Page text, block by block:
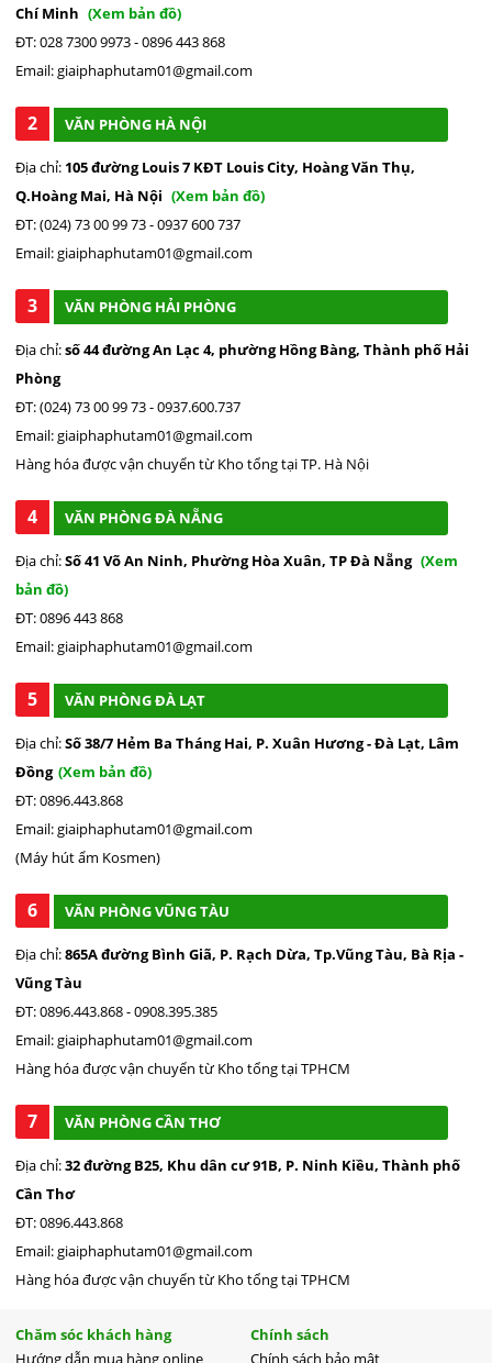
Chí Minh (Xem bản đồ)
ĐT: 028 7300 9973 - 0896 443 868
Email: giaiphaphutam01@gmail.com
2 VĂN PHÒNG HÀ NỘI
Địa chỉ: 105 đường Louis 7 KĐT Louis City, Hoàng Văn Thụ,
Q.Hoàng Mai, Hà Nội (Xem bản đồ)
ĐT: (024) 73 00 99 73 - 0937 600 737
Email: giaiphaphutam01@gmail.com
3 VĂN PHÒNG HẢI PHÒNG
Địa chỉ:số 44 đường An Lạc 4, phường Hồng Bàng, Thành phố Hải
Phòng
ĐT: (024) 73 00 99 73 - 0937.600.737
Email: giaiphaphutam01@gmail.com
Hàng hóa được vận chuyển từ Kho tổng tại TP. Hà Nội
4 VĂN PHÒNG ĐÀ NẴNG
Địa chỉ:Số 41 Võ An Ninh, Phường Hòa Xuân, TP Đà Nẵng (Xem
bản đồ)
ĐT: 0896 443 868
Email: giaiphaphutam01@gmail.com
5 VĂN PHÒNG ĐÀ LẠT
Địa chỉ:Số 38/7 Hẻm Ba Tháng Hai, P. Xuân Hương - Đà Lạt, Lâm
Đồng (Xem bản đồ)
ĐT: 0896.443.868
Email: giaiphaphutam01@gmail.com
(Máy hút ẩm Kosmen)
6 VĂN PHÒNG VŨNG TÀU
Địa chỉ:865A đường Bình Giã, P. Rạch Dừa, Tp.Vũng Tàu, Bà Rịa -
Vũng Tàu
ĐT: 0896.443.868 - 0908.395.385
Email: giaiphaphutam01@gmail.com
Hàng hóa được vận chuyển từ Kho tổng tại TPHCM
7 VĂN PHÒNG CẦN THƠ
Địa chỉ:32 đường B25, Khu dân cư 91B, P. Ninh Kiều, Thành phố
Cần Thơ
ĐT: 0896.443.868
Email: giaiphaphutam01@gmail.com
Hàng hóa được vận chuyển từ Kho tổng tại TPHCM
Chăm sóc khách hàng
Hướng dẫn mua hàng online
Chính sách
Chính sách bảo mật